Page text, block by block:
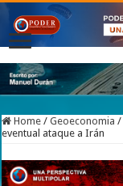
Home / Geoeconomia /
eventual ataque a Irán